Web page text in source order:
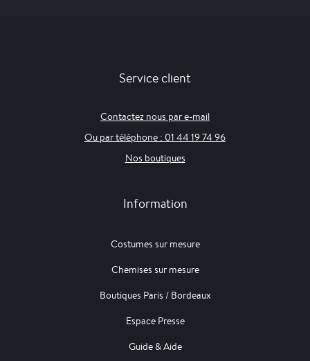
Service client
Contactez nous par e-mail
Ou par téléphone : 01 44 19 74 96
Nos boutiques
Information
Costumes sur mesure
Chemises sur mesure
Boutiques Paris / Bordeaux
Espace Presse
Guide & Aide